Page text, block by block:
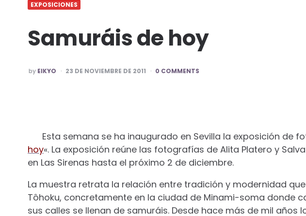
EXPOSICIONES
Samuráis de hoy
POSTED
BY
by EIKYO 23 DE NOVIEMBRE DE 2011 0 COMMENTS
Esta semana se ha inaugurado en Sevilla la exposición de
hoy«. La exposición reúne las fotografías de Alita Platero y
en Las Sirenas hasta el próximo 2 de diciembre.
La muestra retrata la relación entre tradición y modernidad
Tôhoku, concretamente en la ciudad de Minami-soma donde
sus calles se llenan de samuráis. Desde hace más de mil años